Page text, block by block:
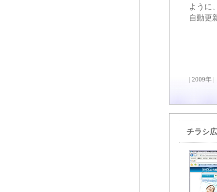
ように
自動更
| 2009年 |
チラシ